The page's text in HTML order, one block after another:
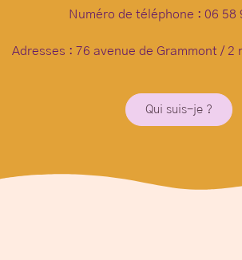
Numéro de téléphone : 06 58
Adresses : 76 avenue de Grammont / 2
Qui suis-je ?